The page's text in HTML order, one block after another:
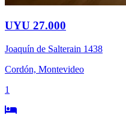
UYU 27.000
Joaquín de Salterain 1438
Cordón, Montevideo
1